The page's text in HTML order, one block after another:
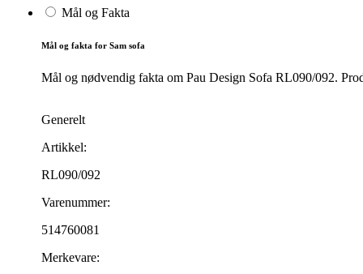
Mål og Fakta
Mål og fakta for Sam sofa
Mål og nødvendig fakta om Pau Design Sofa RL090/092.
Generelt
Artikkel:
RL090/092
Varenummer:
514760081
Merkevare: